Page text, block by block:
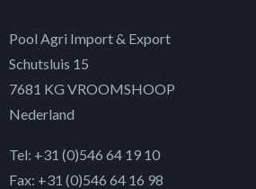
Pool Agri Import & Export
Schutsluis 15
7681 KG VROOMSHOOP
Nederland
Tel: +31 (0)546 64 19 10
Fax: +31 (0)546 64 16 98